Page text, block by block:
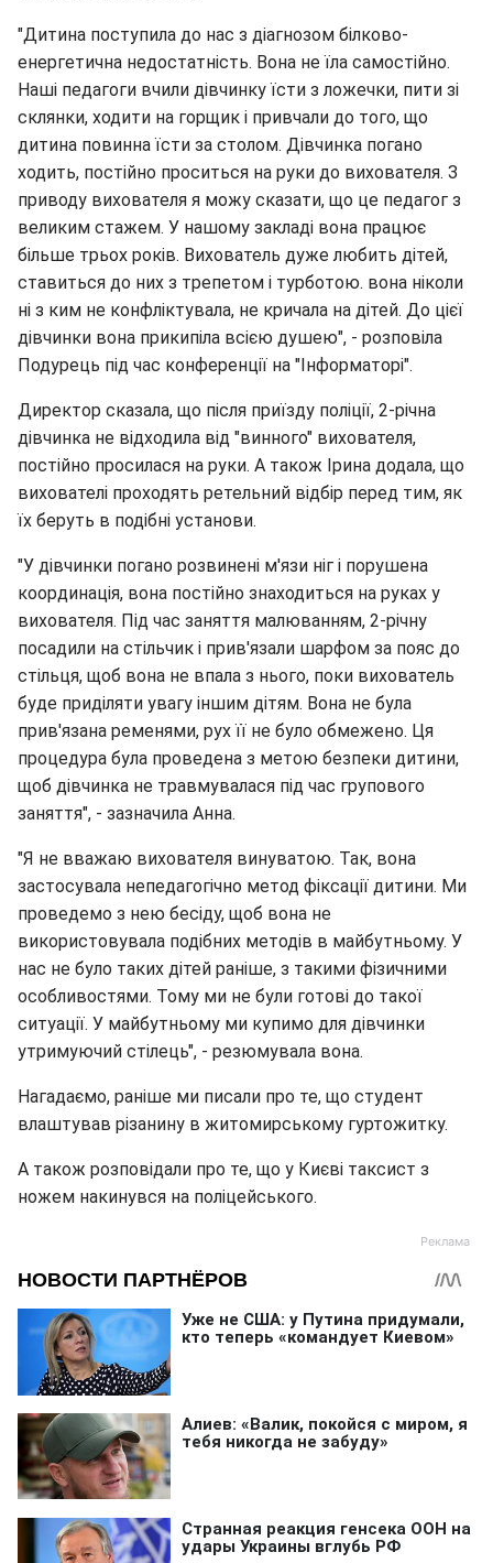
"Дитина поступила до нас з діагнозом білково-
енергетична недостатність. Вона не їла самостійно.
Наші педагоги вчили дівчинку їсти з ложечки, пити зі
склянки, ходити на горщик і привчали до того, що
дитина повинна їсти за столом. Дівчинка погано
ходить, постійно проситься на руки до вихователя. З
приводу вихователя я можу сказати, що це педагог з
великим стажем. У нашому закладі вона працює
більше трьох років. Вихователь дуже любить дітей,
ставиться до них з трепетом і турботою. вона ніколи
ні з ким не конфліктувала, не кричала на дітей. До цієї
дівчинки вона прикипіла всією душею", - розповіла
Подурець під час конференції на "Інформаторі".
Директор сказала, що після приїзду поліції, 2-річна
дівчинка не відходила від "винного" вихователя,
постійно просилася на руки. А також Ірина додала, що
вихователі проходять ретельний відбір перед тим, як
їх беруть в подібні установи.
"У дівчинки погано розвинені м'язи ніг і порушена
координація, вона постійно знаходиться на руках у
вихователя. Під час заняття малюванням, 2-річну
посадили на стільчик і прив'язали шарфом за пояс до
стільця, щоб вона не впала з нього, поки вихователь
буде приділяти увагу іншим дітям. Вона не була
прив'язана ременями, рух її не було обмежено. Ця
процедура була проведена з метою безпеки дитини,
щоб дівчинка не травмувалася під час групового
заняття", - зазначила Анна.
"Я не вважаю вихователя винуватою. Так, вона
застосувала непедагогічно метод фіксації дитини. Ми
проведемо з нею бесіду, щоб вона не
використовувала подібних методів в майбутньому. У
нас не було таких дітей раніше, з такими фізичними
особливостями. Тому ми не були готові до такої
ситуації. У майбутньому ми купимо для дівчинки
утримуючий стілець", - резюмувала вона.
Нагадаємо, раніше ми писали про те, що студент
влаштував різанину в житомирському гуртожитку.
А також розповідали про те, що у Києві таксист з
ножем накинувся на поліцейського.